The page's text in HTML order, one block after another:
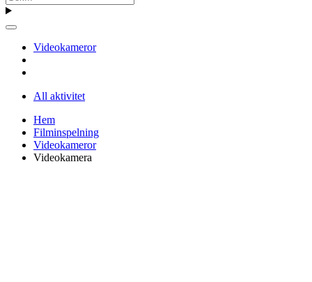
Videokameror
All aktivitet
Hem
Filminspelning
Videokameror
Videokamera